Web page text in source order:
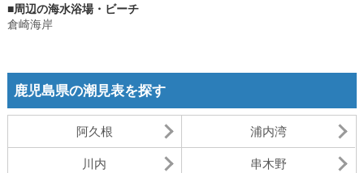
■周辺の海水浴場・ビーチ
倉崎海岸
鹿児島県の潮見表を探す
阿久根 浦内湾
川内 串木野